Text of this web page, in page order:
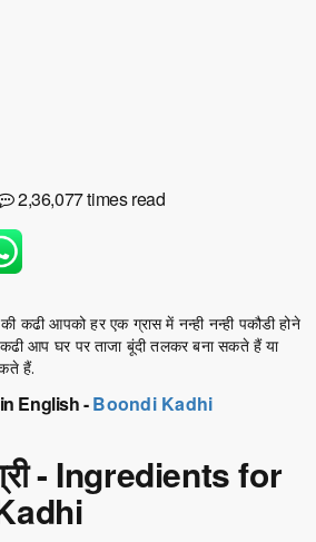
2,36,077 times read
कढी आपको हर एक ग्रास में नन्ही नन्ही पकौडी होने
कढी आप घर पर ताजा बूंदी तलकर बना सकते हैं या
हैं.
English -Boondi Kadhi
- Ingredients for